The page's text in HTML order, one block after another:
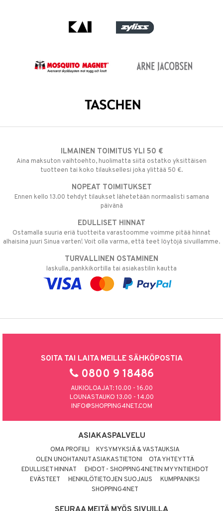
ILMAINEN TOIMITUS YLI 50 €
Aina maksuton vaihtoehto, huolimatta siitä ostatko yksittäisen
tuotteen tai koko tilauksellesi joka ylittää 50 €.
NOPEAT TOIMITUKSET
Ennen kello 13.00 tehdyt tilaukset lähetetään normaalisti samana
päivänä
EDULLISET HINNAT
Ostamalla suuria eriä tuotteita varastoomme voimme pitää hinnat
alhaisina juuri Sinua varten! Voit olla varma, että teet löytöjä sivuillamme.
TURVALLINEN OSTAMINEN
laskulla, pankkikortilla tai asiakastilin kautta
SOITA TAI LAITA MEILLE SÄHKÖPOSTIA
0800 9 18486
AUKIOLOAJAT: 10.00 - 16.00
LOUNASTAUKO 13.00 - 14.00
INFO@SHOPPING4NET.COM
ASIAKASPALVELU
OMA PROFIILI
KYSYMYKSIÄ & VASTAUKSIA
OLEN UNOHTANUT ASIAKASTIETONI
OTA YHTEYTTÄ
EDULLISET HINNAT
EHDOT - SHOPPING4NETIN MYYNTIEHDOT
EVÄSTEET
HENKILÖTIETOJEN SUOJAUS
KUMPPANIKSI
SHOPPING4NET